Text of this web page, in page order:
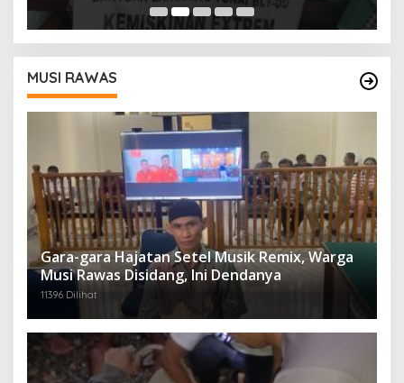
MUSI RAWAS
Gara-gara Hajatan Setel Musik Remix, Warga
Musi Rawas Disidang, Ini Dendanya
11396 Dilihat